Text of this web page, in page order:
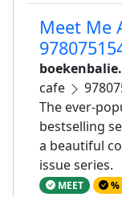
Meet Me
cafe
The ever-
bestselling
a beautiful
issue series.
MEET %